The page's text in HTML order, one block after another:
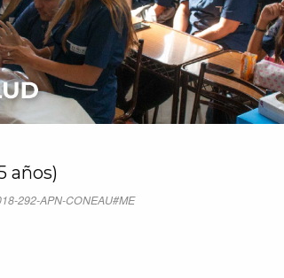
años)
292-APN-CONEAU#ME